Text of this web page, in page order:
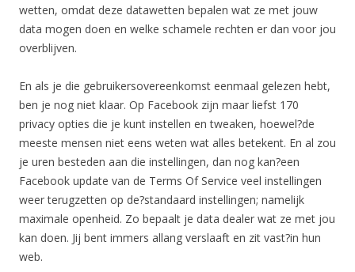
wetten, omdat deze datawetten bepalen wat ze met jouw
data mogen doen en welke schamele rechten er dan voor jou
overblijven.
En als je die gebruikersovereenkomst eenmaal gelezen hebt,
ben je nog niet klaar. Op Facebook zijn maar liefst 170
privacy opties die je kunt instellen en tweaken, hoewel?de
meeste mensen niet eens weten wat alles betekent. En al zou
je uren besteden aan die instellingen, dan nog kan?een
Facebook update van de Terms Of Service veel instellingen
weer terugzetten op de?standaard instellingen; namelijk
maximale openheid. Zo bepaalt je data dealer wat ze met jou
kan doen. Jij bent immers allang verslaaft en zit vast?in hun
web.